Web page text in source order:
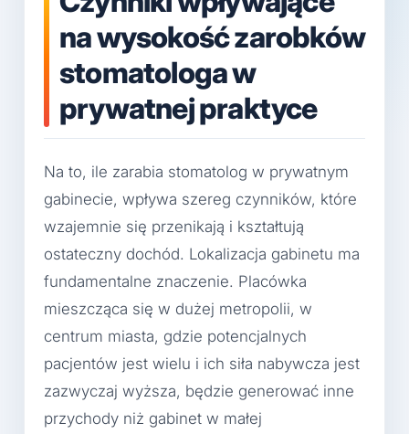
na wysokość zarobków
stomatologa w
prywatnej praktyce
Na to, ile zarabia stomatolog w prywatnym
gabinecie, wpływa szereg czynników, które
wzajemnie się przenikają i kształtują
ostateczny dochód. Lokalizacja gabinetu ma
fundamentalne znaczenie. Placówka
mieszcząca się w dużej metropolii, w
centrum miasta, gdzie potencjalnych
pacjentów jest wielu i ich siła nabywcza jest
zazwyczaj wyższa, będzie generować inne
przychody niż gabinet w małej